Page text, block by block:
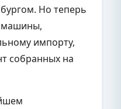
Но теперь
машины,
импорту,
собранных на